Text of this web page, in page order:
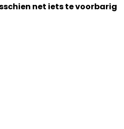
net iets te voorbarig